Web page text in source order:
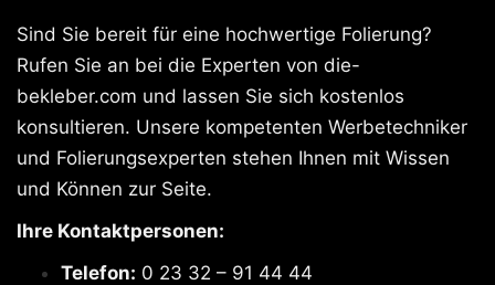
Sind Sie bereit für eine hochwertige Folierung?
Rufen Sie an bei die Experten von die-
bekleber.com und lassen Sie sich kostenlos
konsultieren. Unsere kompetenten Werbetechniker
und Folierungsexperten stehen Ihnen mit Wissen
und Können zur Seite.
Ihre Kontaktpersonen:
Telefon: 0 23 32 – 91 44 44